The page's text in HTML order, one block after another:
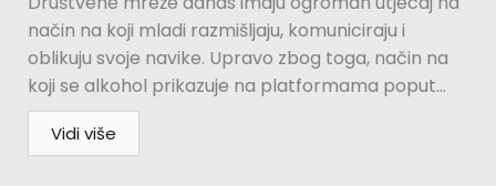
način na koji mladi razmišljaju, komuniciraju i
oblikuju svoje navike. Upravo zbog toga, način na
koji se alkohol prikazuje na platformama poput...
Vidi više